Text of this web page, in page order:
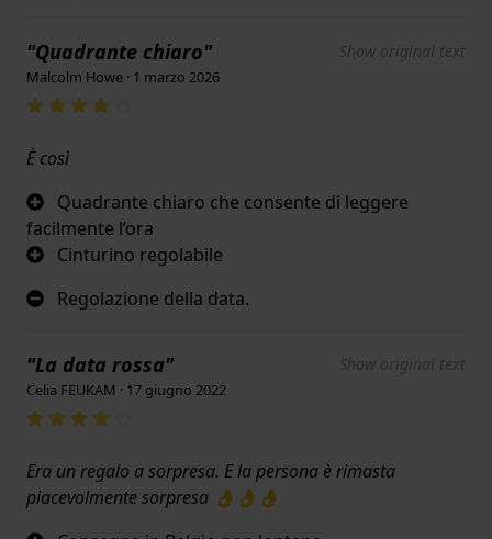
"Quadrante chiaro" Show original text
Malcolm Howe · 1 marzo 2026
È così
Quadrante chiaro che consente di leggere
facilmente l’ora
Cinturino regolabile
Regolazione della data.
"La data rossa" Show original text
Celia FEUKAM · 17 giugno 2022
Era un regalo a sorpresa. E la persona è rimasta
piacevolmente sorpresa 👌👌👌